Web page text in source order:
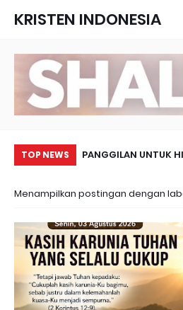
KRISTEN INDONESIA
TOP NEWS
CINTA UANG PANGGILAN UNTUK
Menampilkan postingan dengan